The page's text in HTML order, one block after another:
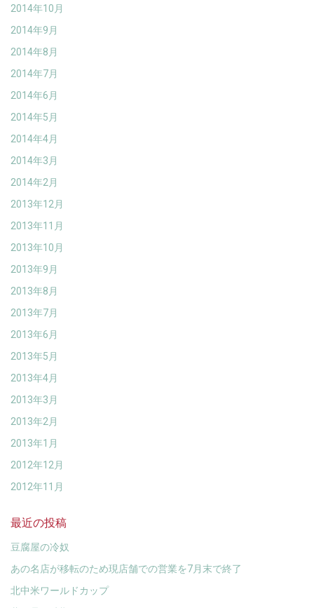
2014年10月
2014年9月
2014年8月
2014年7月
2014年6月
2014年5月
2014年4月
2014年3月
2014年2月
2013年12月
2013年11月
2013年10月
2013年9月
2013年8月
2013年7月
2013年6月
2013年5月
2013年4月
2013年3月
2013年2月
2013年1月
2012年12月
2012年11月
最近の投稿
豆腐屋の冷奴
あの名店が移転のため現店舗での営業を7月末で終了
北中米ワールドカップ